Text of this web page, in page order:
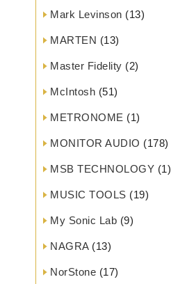
Mark Levinson (13)
MARTEN (13)
Master Fidelity (2)
McIntosh (51)
METRONOME (1)
MONITOR AUDIO (178)
MSB TECHNOLOGY (1)
MUSIC TOOLS (19)
My Sonic Lab (9)
NAGRA(13)
NorStone (17)